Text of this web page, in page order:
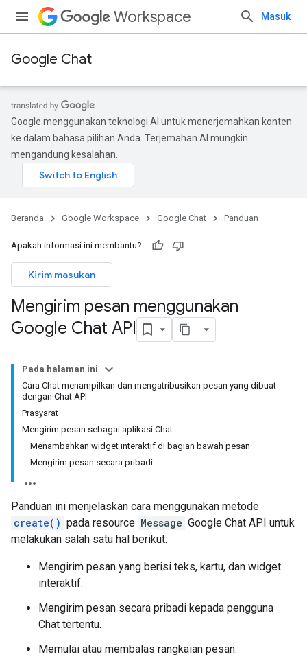
Workspace Masuk
Google Chat
Google menggunakan teknologi AI untuk menerjemahkan konten
ke dalam bahasa pilihan Anda. Terjemahan AI mungkin
mengandung kesalahan.
Beranda Google Workspace Google Chat Panduan
Apakah informasi ini membantu?
Kirim masukan
Mengirim pesan menggunakan
Google Chat API
Pada halaman ini
Cara Chat menampilkan dan mengatribusikan pesan yang dibuat
dengan Chat API
Prasyarat
Mengirim pesan sebagai aplikasi Chat
Menambahkan widget interaktif di bagian bawah pesan
Mengirim pesan secara pribadi
Panduan ini menjelaskan cara menggunakan metode
create() pada resource Message Google Chat API untuk
melakukan salah satu hal berikut:
Mengirim pesan yang berisi teks, kartu, dan widget
interaktif.
Mengirim pesan secara pribadi kepada pengguna
Chat tertentu.
Memulai atau membalas rangkaian pesan.